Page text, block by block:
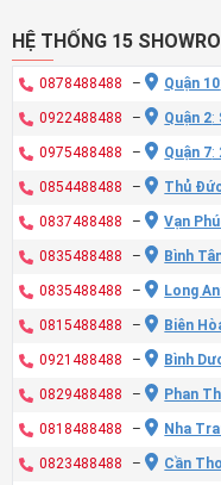
HỆ THỐNG 15
0878488488 – Quận 10
0922488488 – Quận 2:
0975488488 – Quận 7:
0854488488 – Thủ
0837488488 – Vạn
0835488488 – Bình
0835488488 – Long An
0815488488 – Biên
0921488488 – Bình
0829488488 – Phan
0818488488 – Nha
0823488488 – Cần